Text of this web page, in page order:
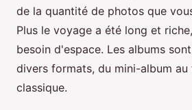
de la quantité de photos que
Plus le voyage a été long et
besoin d'espace. Les albums
divers formats, du mini-album
classique.